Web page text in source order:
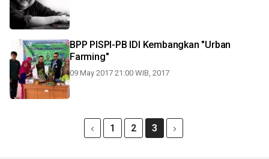
BPP PISPI-PB IDI Kembangkan "Urban
Farming"
09 May 2017 21:00 WIB, 2017
1 2 3